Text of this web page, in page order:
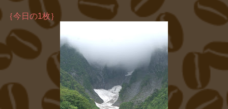
｛今日の1枚｝